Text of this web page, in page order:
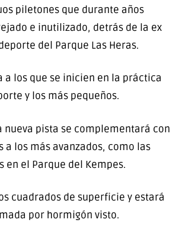
piletones que durante años
e inutilizado, detrás de la ex
del Parque Las Heras.
a los que se inicien en la práctica
y los más pequeños.
nueva pista se complementará con
a los más avanzados, como las
en el Parque del Kempes.
cuadrados de superficie y estará
por hormigón visto.